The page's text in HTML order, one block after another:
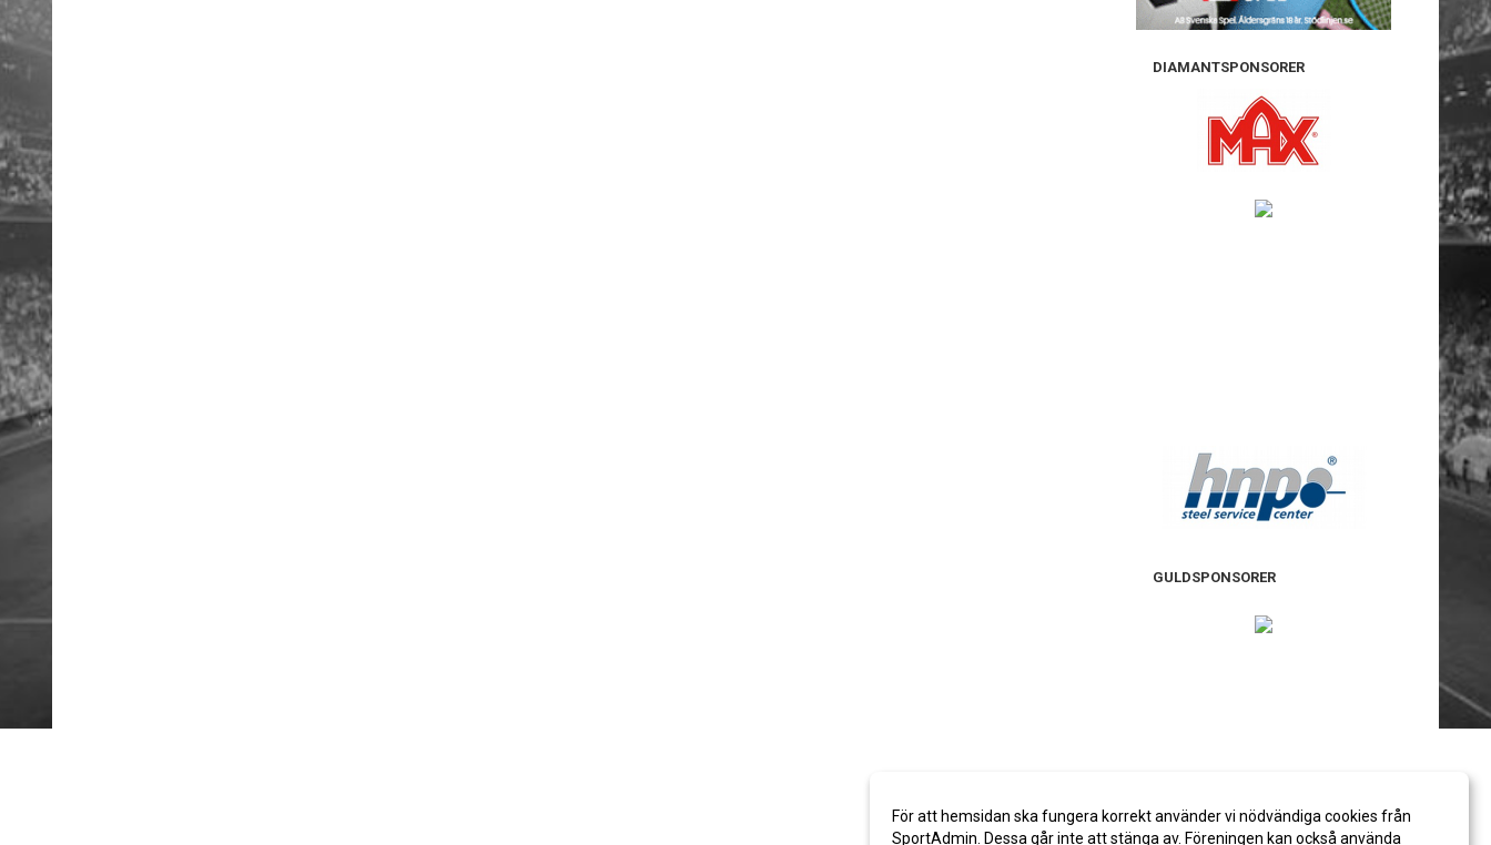
DIAMANTSPONSORER
GULDSPONSORER
För att hemsidan ska fungera korrekt använder vi nödvändiga cookies från
SportAdmin. Dessa går inte att stänga av. Föreningen kan också använda